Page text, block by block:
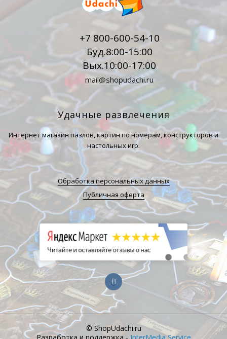
+7 800-600-54-10
Буд.8:00-15:00
Вых.10:00-17:00
mail@shopudachi.ru
Удачные развлечения
Интернет магазин пазлов, картин по номерам, конструкторов и
настольных игр.
Обработка персональных данных
Публичная оферта
© ShopUdachi.ru